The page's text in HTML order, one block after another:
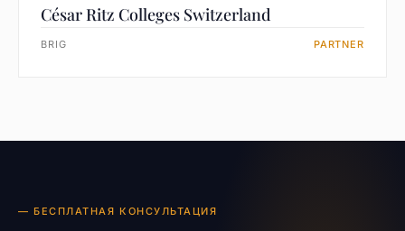
César Ritz Colleges Switzerland
BRIG PARTNER
— БЕСПЛАТНАЯ КОНСУЛЬТАЦИЯ